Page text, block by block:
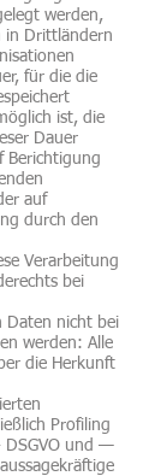
werden,
in Drittländern
für die die
ist, die
Dauer
Berichtigung
auf
durch den
Verarbeitung
bei
Daten nicht bei
werden: Alle
die Herkunft
Profiling
DSGVO und —